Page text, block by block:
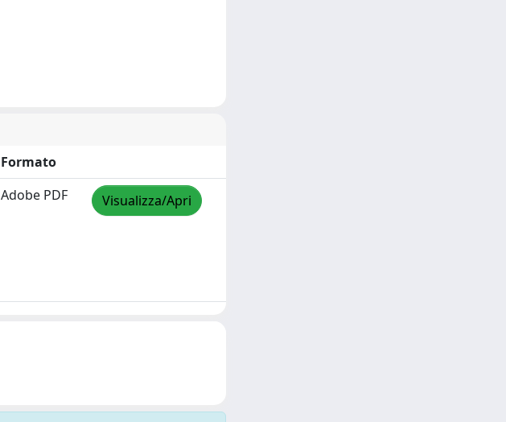
Formato
Adobe PDF Visualizza/Apri